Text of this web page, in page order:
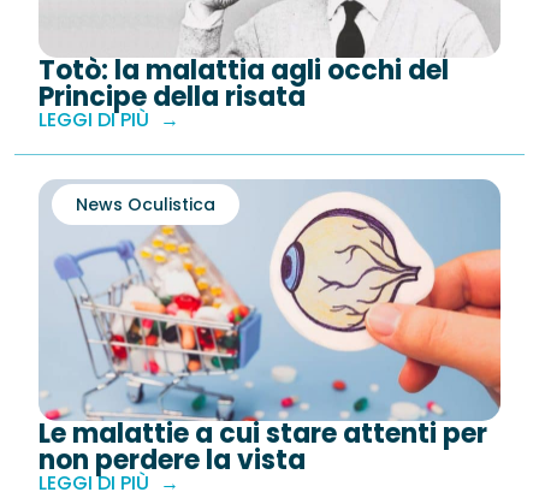
Totò: la malattia agli occhi del
Principe della risata
LEGGI DI PIÙ
Le malattie a cui stare attenti per
non perdere la vista
News Oculistica
LEGGI DI PIÙ